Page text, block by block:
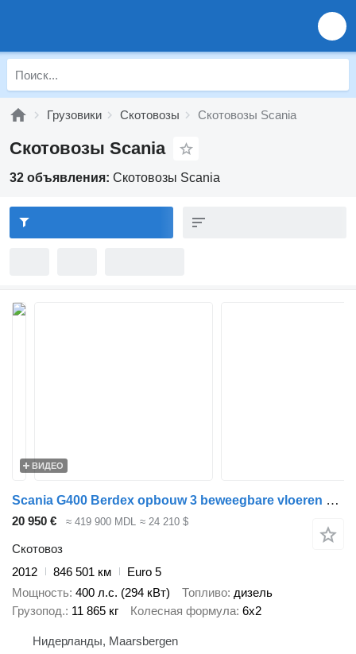
Грузовики Скотовозы Скотовозы Scania
Скотовозы Scania
32 объявления: Скотовозы Scania
ВИДЕО
Scania G400 Berdex opbouw 3 beweegbare vloeren 6 x 2 Retarder
20 950 € ≈ 419 900 MDL ≈ 24 210 $
Скотовоз
2012
846 501 км
Euro 5
Мощность 400 л.с. (294 кВт) Топливо дизель
Грузопод. 11 865 кг Колесная формула 6x2
Нидерланды, Maarsbergen